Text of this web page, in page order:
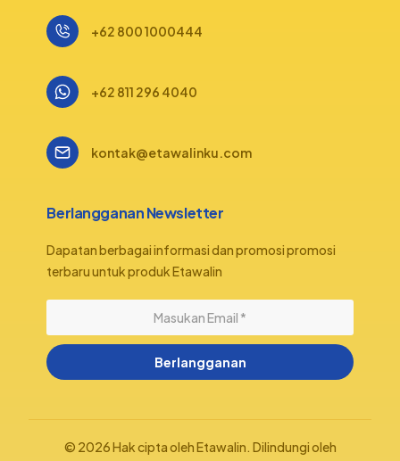
+62 800 1000444
+62 811 296 4040
kontak@etawalinku.com
Berlangganan Newsletter
Dapatan berbagai informasi dan promosi promosi
terbaru untuk produk Etawalin
Berlangganan
© 2026 Hak cipta oleh Etawalin. Dilindungi oleh